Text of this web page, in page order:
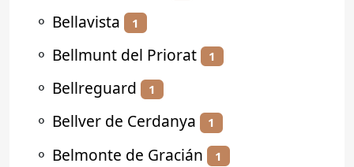
⚬ Bellavista 1
⚬ Bellmunt del Priorat 1
⚬ Bellreguard 1
⚬ Bellver de Cerdanya 1
⚬ Belmonte de Gracián 1